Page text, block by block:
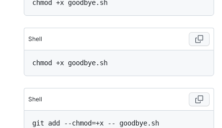
Shell
Shell